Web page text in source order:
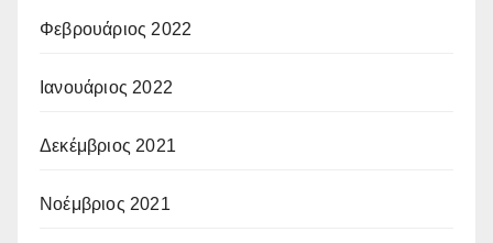
Φεβρουάριος 2022
Ιανουάριος 2022
Δεκέμβριος 2021
Νοέμβριος 2021